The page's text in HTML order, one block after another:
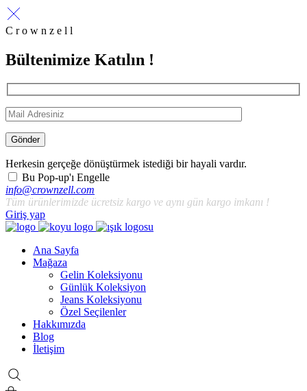
C r o w n z e l l
Bültenimize Katılın !
Gönder
Herkesin gerçeğe dönüştürmek istediği bir hayali vardır.
Bu Pop-up'ı Engelle
info@crownzell.com
Tüm ürünlerimizde ücretsiz kargo ve aynı gün kargo imkanı !
Giriş yap
Ana Sayfa
Mağaza
Gelin Koleksiyonu
Günlük Koleksiyon
Jeans Koleksiyonu
Özel Seçilenler
Hakkımızda
Blog
İletişim